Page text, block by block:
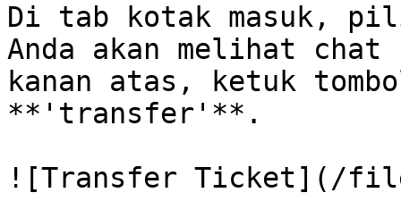
Di tab kotak masuk,
Anda akan melihat
kanan atas, ketuk
**'transfer'**.
![Transfer Ticket](/